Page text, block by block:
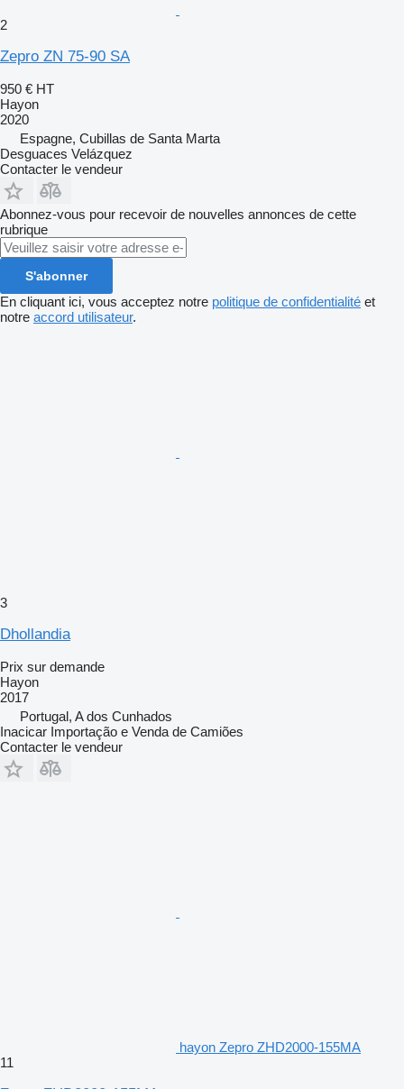
2
Zepro ZN 75-90 SA
950 € HT
Hayon
2020
Espagne, Cubillas de Santa Marta
Desguaces Velázquez
Contacter le vendeur
Abonnez-vous pour recevoir de nouvelles annonces de cette
rubrique
S'abonner
En cliquant ici, vous acceptez notre politique de confidentialité et
notre accord utilisateur.
3
Dhollandia
Prix sur demande
Hayon
2017
Portugal, A dos Cunhados
Inacicar Importação e Venda de Camiões
Contacter le vendeur
hayon Zepro ZHD2000-155MA
11